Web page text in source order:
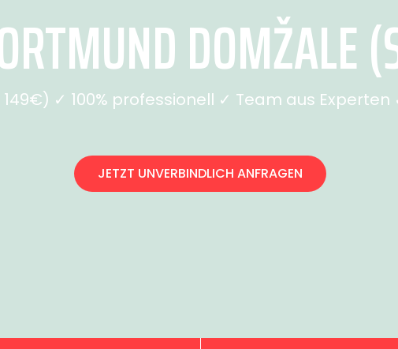
DOMŽALE
✓ 100% professionell ✓ Team aus
JETZT UNVERBINDLICH ANFRAGEN